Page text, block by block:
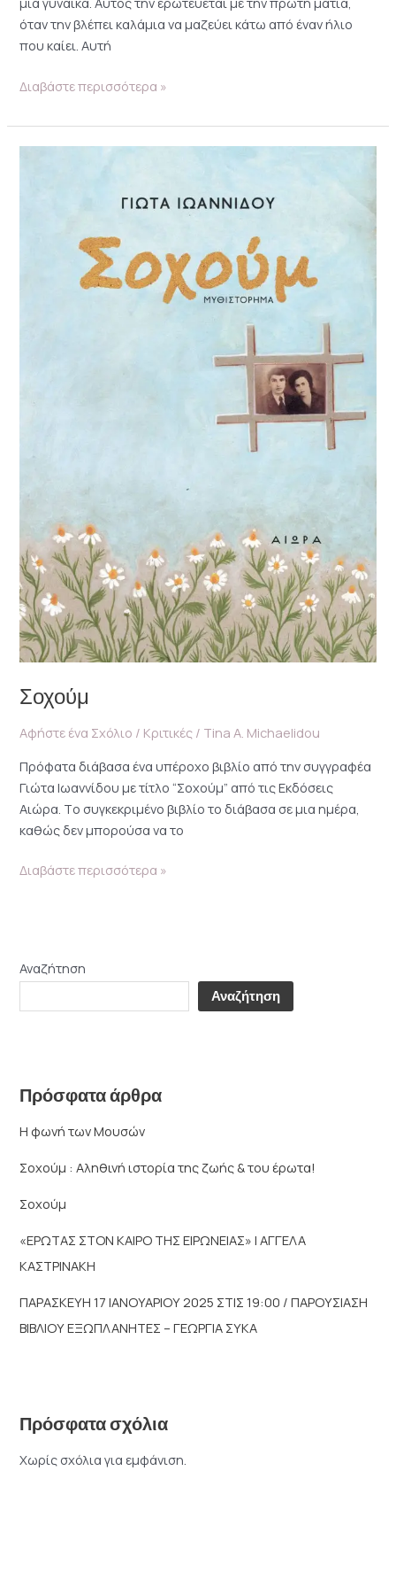
όταν την βλέπει καλάμια να μαζεύει κάτω από έναν ήλιο
που καίει. Αυτή
Διαβάστε περισσότερα »
Σοχούμ
Αφήστε ένα Σχόλιο / Κριτικές / Tina A. Michaelidou
Πρόφατα διάβασα ένα υπέροχο βιβλίο από την συγγραφέα
Γιώτα Ιωαννίδου με τίτλο “Σοχούμ” από τις Εκδόσεις
Αιώρα. Tο συγκεκριμένο βιβλίο το διάβασα σε μια ημέρα,
καθώς δεν μπορούσα να το
Διαβάστε περισσότερα »
Αναζήτηση
Αναζήτηση
Πρόσφατα άρθρα
Η φωνή των Μουσών
Σοχούμ : Αληθινή ιστορία της ζωής & του έρωτα!
Σοχούμ
«ΕΡΩΤΑΣ ΣΤΟΝ ΚΑΙΡΟ ΤΗΣ ΕΙΡΩΝΕΙΑΣ» | ΑΓΓΕΛΑ
ΚΑΣΤΡΙΝΑΚΗ
ΠΑΡΑΣΚΕΥΗ 17 ΙΑΝΟΥΑΡΙΟΥ 2025 ΣΤΙΣ 19:00 / ΠΑΡΟΥΣΙΑΣΗ
ΒΙΒΛΙΟΥ ΕΞΩΠΛΑΝΗΤΕΣ – ΓΕΩΡΓΙΑ ΣΥΚΑ
Πρόσφατα σχόλια
Χωρίς σχόλια για εμφάνιση.